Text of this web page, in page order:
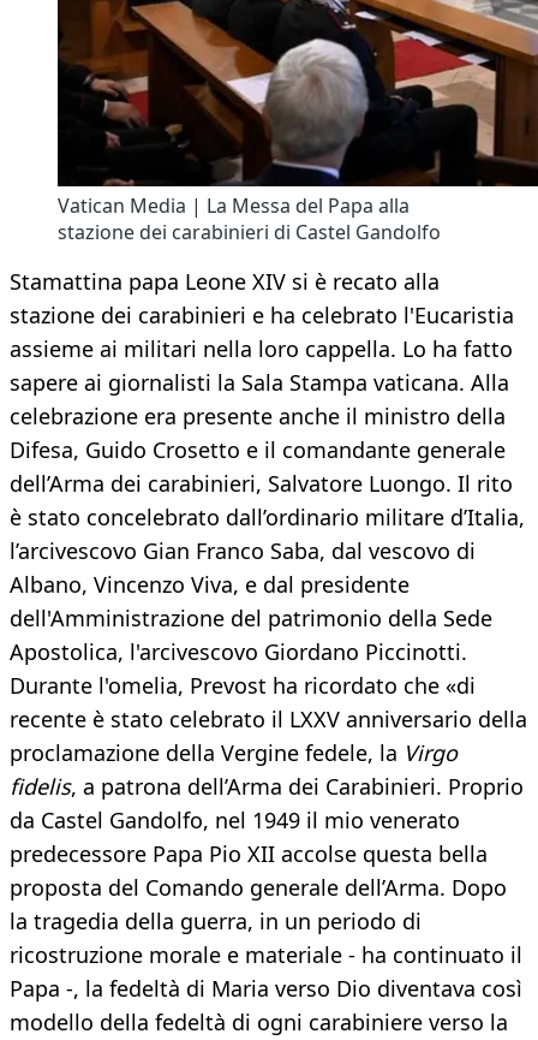
Vatican Media | La Messa del Papa alla
stazione dei carabinieri di Castel Gandolfo
Stamattina papa Leone XIV si è recato alla
stazione dei carabinieri e ha celebrato l'Eucaristia
assieme ai militari nella loro cappella. Lo ha fatto
sapere ai giornalisti la Sala Stampa vaticana. Alla
celebrazione era presente anche il ministro della
Difesa, Guido Crosetto e il comandante generale
dell’Arma dei carabinieri, Salvatore Luongo. Il rito
è stato concelebrato dall’ordinario militare d’Italia,
l’arcivescovo Gian Franco Saba, dal vescovo di
Albano, Vincenzo Viva, e dal presidente
dell'Amministrazione del patrimonio della Sede
Apostolica, l'arcivescovo Giordano Piccinotti.
Durante l'omelia, Prevost ha ricordato che «di
recente è stato celebrato il LXXV anniversario della
proclamazione della Vergine fedele, la Virgo
fidelis, a patrona dell’Arma dei Carabinieri. Proprio
da Castel Gandolfo, nel 1949 il mio venerato
predecessore Papa Pio XII accolse questa bella
proposta del Comando generale dell’Arma. Dopo
la tragedia della guerra, in un periodo di
ricostruzione morale e materiale - ha continuato il
Papa -, la fedeltà di Maria verso Dio diventava così
modello della fedeltà di ogni carabiniere verso la